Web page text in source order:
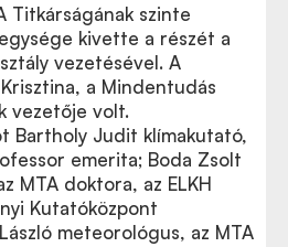
Titkárságának szinte
kivette a részét a
vezetésével. A
a Mindentudás
vezetője volt.
Bartholy Judit klímakutató,
emerita; Boda Zsolt
MTA doktora, az ELKH
Kutatóközpont
meteorológus, az MTA